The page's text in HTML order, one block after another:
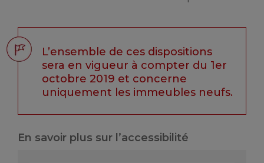
L’ensemble de ces dispositions
sera en vigueur à compter du 1er
octobre 2019 et concerne
uniquement les immeubles neufs.
En savoir plus sur l’accessibilité